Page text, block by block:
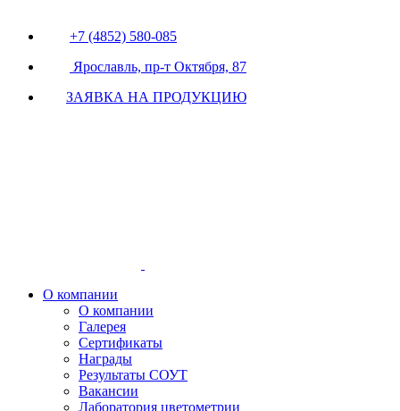
+7 (4852) 580-085
Ярославль, пр-т Октября, 87
ЗАЯВКА НА ПРОДУКЦИЮ
О компании
О компании
Галерея
Сертификаты
Награды
Результаты СОУТ
Вакансии
Лаборатория цветометрии